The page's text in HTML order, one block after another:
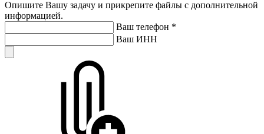
Опишите Вашу задачу и прикрепите файлы с дополнительной
информацией.
Ваш телефон *
Ваш ИНН